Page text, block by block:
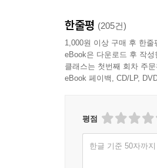
한줄평 (205건)
1,000원 이상 구매 후 한줄
eBook은 다운로드 후 작
클래스는 첫번째 회차 주
eBook 페이백, CD/LP,
평점
한글 기준 50자까